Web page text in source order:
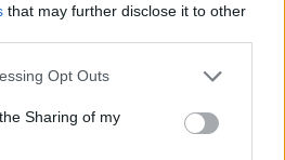
that may further disclose it to other
Opt Outs
Sharing of my